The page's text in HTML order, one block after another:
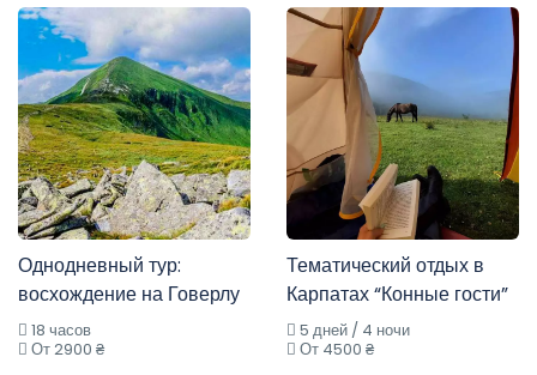
Однодневный тур:
восхождение на Говерлу
18 часов
От 2900 ₴
Тематический отдых в
Карпатах “Конные гости”
5 дней / 4 ночи
От 4500 ₴